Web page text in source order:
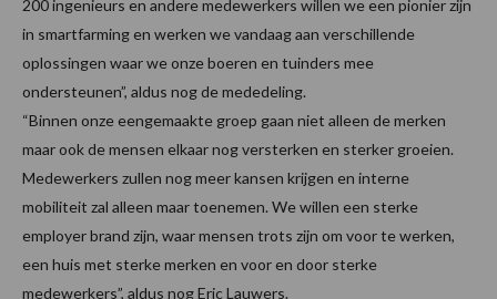
200 ingenieurs en andere medewerkers willen we een pionier zijn
in smartfarming en werken we vandaag aan verschillende
oplossingen waar we onze boeren en tuinders mee
ondersteunen”, aldus nog de mededeling.
“Binnen onze eengemaakte groep gaan niet alleen de merken
maar ook de mensen elkaar nog versterken en sterker groeien.
Medewerkers zullen nog meer kansen krijgen en interne
mobiliteit zal alleen maar toenemen. We willen een sterke
employer brand zijn, waar mensen trots zijn om voor te werken,
een huis met sterke merken en voor en door sterke
medewerkers”, aldus nog Eric Lauwers.